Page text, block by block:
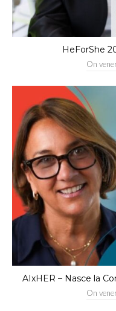
HeForShe
On
AIxHER – Nasce la
On